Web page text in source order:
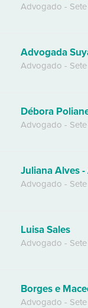
Advogado -
Advogada
Advogado -
Débora
Advogado -
Juliana Alves
Advogado -
Luisa Sales
Advogado -
Borges e
Advogado -